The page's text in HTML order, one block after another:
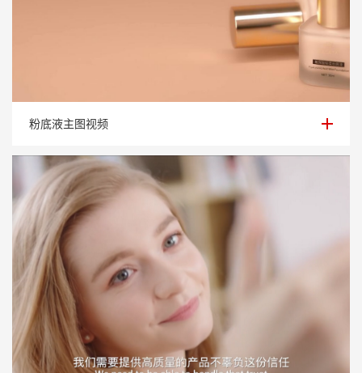
粉底液主图视频
粉底液主图视频